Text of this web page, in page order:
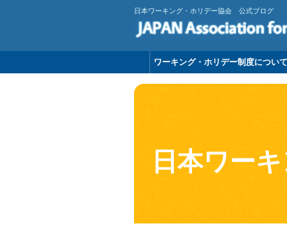
日本ワーキング・ホリデー協会 公式ブログ
ワーキング・ホリデー制度について
日本ワー